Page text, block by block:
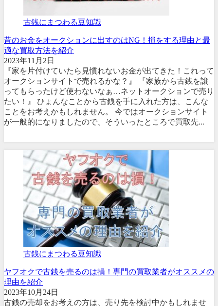
古銭にまつわる豆知識
昔のお金をオークションに出すのはNG！損をする理由と最
適な買取方法を紹介
2023年11月2日
『家を片付けていたら見慣れないお金が出てきた！これって
オークションサイトで売れるかな？』 『家族から古銭を譲
ってもらったけど使わないなぁ…ネットオークションで売り
たい！』 ひょんなことから古銭を手に入れた方は、こんな
ことをお考えかもしれません。 今ではオークションサイト
が一般的になりましたので、そういったところで買取先...
古銭にまつわる豆知識
ヤフオクで古銭を売るのは損！専門の買取業者がオススメの
理由を紹介
2023年10月24日
古銭の売却をお考えの方は、売り先を検討中かもしれませ